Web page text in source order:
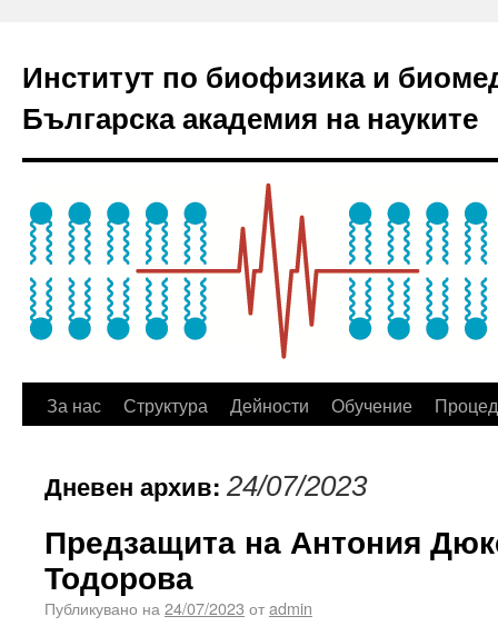
Институт по биофизика и
Българска академия на науките
За нас Структура Дейности Обучение
Дневен архив: 24/07/2023
Предзащита на Антония
Тодорова
Публикувано на 24/07/2023 отadmin